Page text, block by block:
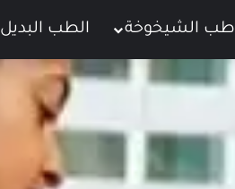
طب الشيخوخة الطب البديل